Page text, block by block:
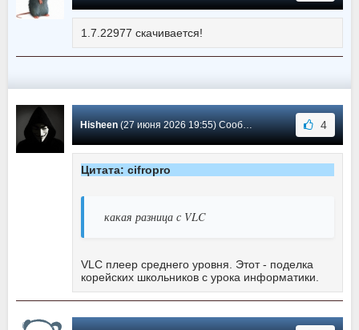
1.7.22977 скачивается!
Hisheen(27 июня 2026 19:55) Сообщение #5735 4
Цитата: cifropro
какая разница с VLC
VLC плеер среднего уровня. Этот - поделка
корейских школьников с урока информатики.